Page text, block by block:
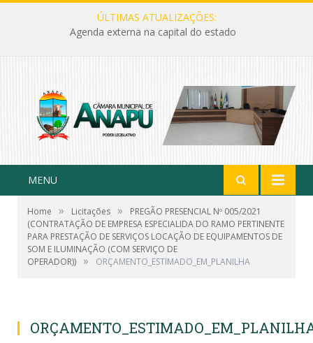
ÚLTIMAS ATUALIZAÇÕES:
Agenda externa na capital do estado
MENU
Home » Licitações »
PREGÃO PRESENCIAL Nº 005/2021
(CONTRATAÇÃO DE EMPRESA ESPECIALIDA DO RAMO PERTINENTE
PARA PRESTAÇÃO DE SERVIÇOS LOCAÇÃO DE EQUIPAMENTOS DE
SOM E ILUMINAÇÃO (COM SERVIÇO DE
OPERADOR)) » ORÇAMENTO_ESTIMADO_EM_PLANILHA